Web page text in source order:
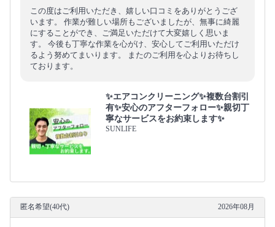
この度はご利用いただき、嬉しい口コミをありがとうござ
います。 作業が難しい場所もございましたが、無事に綺麗
にすることができ、ご満足いただけて大変嬉しく思いま
す。 今後も丁寧な作業を心がけ、安心してご利用いただけ
るよう努めてまいります。 またのご利用を心よりお待ちし
ております。
✨エアコンクリーニング✨複数台割引
有✨安心のアフターフォロー✨親切丁
寧なサービスをお約束します✨
SUNLIFE
匿名希望(40代) 2026年08月